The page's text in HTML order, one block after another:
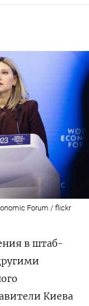
Forum / flickr
в штаб-
Киева